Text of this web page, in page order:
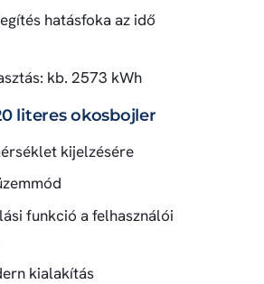
hatásfoka az idő
kb. 2573 kWh
literes okosbojler
kijelzésére
funkció a felhasználói
kialakítás